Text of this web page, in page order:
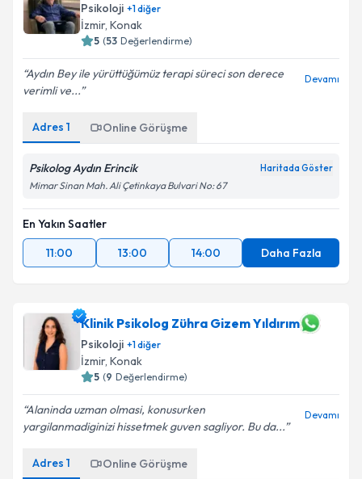
Psikoloji +1diğer
İzmir, Konak
5 (53 Değerlendirme)
Aydın Bey ile yürüttüğümüz terapi süreci son derece
verimli ve...
Devamı
Adres 1 Online Görüşme
Psikolog Aydın Erincik Haritada Göster
Mimar Sinan Mah. Ali Çetinkaya Bulvari No: 67
En Yakın Saatler
11:00
13:00 14:00 Daha Fazla
Klinik Psikolog Zühra Gizem Yıldırım
Psikoloji +1diğer
İzmir, Konak
5 (9 Değerlendirme)
Alaninda uzman olmasi, konusurken
yargilanmadiginizi hissetmek guven sagliyor. Bu da...
Devamı
Adres 1 Online Görüşme